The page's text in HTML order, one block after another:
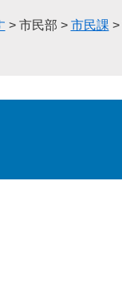
> 市民部 > 市民課 >